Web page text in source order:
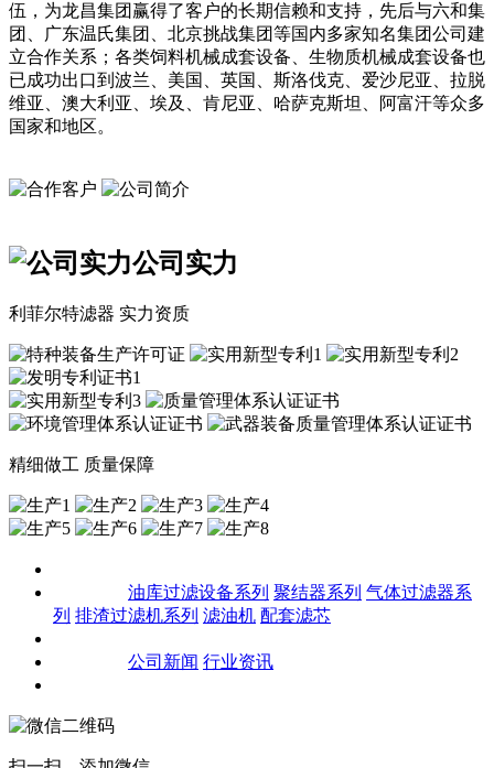
伍，为龙昌集团赢得了客户的长期信赖和支持，先后与六和集
团、广东温氏集团、北京挑战集团等国内多家知名集团公司建
立合作关系；各类饲料机械成套设备、生物质机械成套设备也
已成功出口到波兰、美国、英国、斯洛伐克、爱沙尼亚、拉脱
维亚、澳大利亚、埃及、肯尼亚、哈萨克斯坦、阿富汗等众多
国家和地区。
公司实力
利菲尔特滤器 实力资质
精细做工 质量保障
油库过滤设备系列 聚结器系列 气体过滤器系
列 排渣过滤机系列 滤油机 配套滤芯
公司新闻 行业资讯